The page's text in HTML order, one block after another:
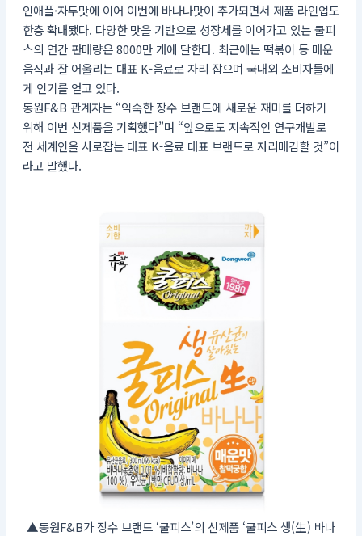
인애플·자두맛에 이어 이번에 바나나맛이 추가되면서 제품 라인업도
한층 확대됐다. 다양한 맛을 기반으로 성장세를 이어가고 있는 쿨피
스의 연간 판매량은 8000만 개에 달한다. 최근에는 떡볶이 등 매운
음식과 잘 어울리는 대표 K-음료로 자리 잡으며 국내외 소비자들에
게 인기를 얻고 있다.
동원F&B 관계자는 “익숙한 장수 브랜드에 새로운 재미를 더하기
위해 이번 신제품을 기획했다”며 “앞으로도 지속적인 연구개발로
전 세계인을 사로잡는 대표 K-음료 대표 브랜드로 자리매김할 것”이
라고 말했다.
▲동원F&B가 장수 브랜드 ‘쿨피스’의 신제품 ‘쿨피스 생(生) 바나